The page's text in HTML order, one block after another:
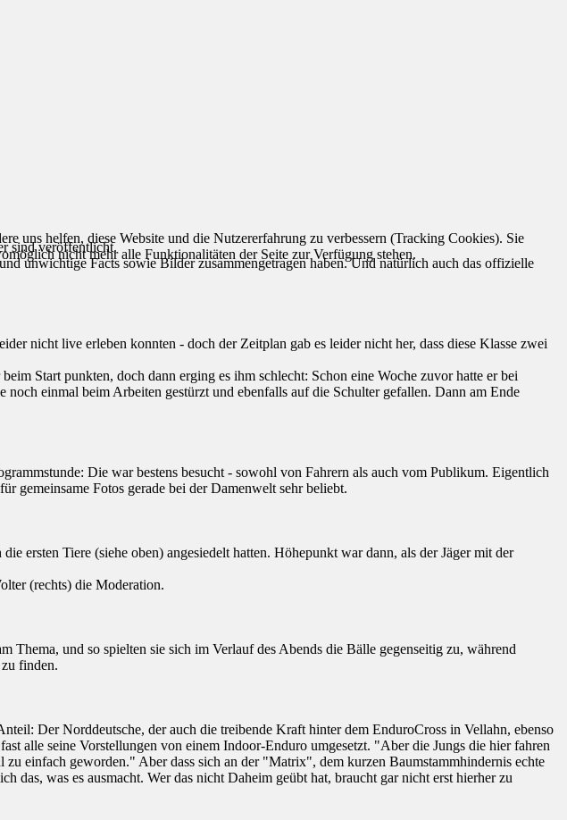
sind veröffentlicht.
unwichtige Facts sowie Bilder zusammengetragen haben. Und natürlich auch das offizielle
nicht live erleben konnten - doch der Zeitplan gab es leider nicht her, dass diese Klasse zwei
Start punkten, doch dann erging es ihm schlecht: Schon eine Woche zuvor hatte er bei
einmal beim Arbeiten gestürzt und ebenfalls auf die Schulter gefallen. Dann am Ende
Die war bestens besucht - sowohl von Fahrern als auch vom Publikum. Eigentlich
gemeinsame Fotos gerade bei der Damenwelt sehr beliebt.
ersten Tiere (siehe oben) angesiedelt hatten. Höhepunkt war dann, als der Jäger mit der
(rechts) die Moderation.
Thema, und so spielten sie sich im Verlauf des Abends die Bälle gegenseitig zu, während
finden.
Der Norddeutsche, der auch die treibende Kraft hinter dem EnduroCross in Vellahn, ebenso
alle seine Vorstellungen von einem Indoor-Enduro umgesetzt. "Aber die Jungs die hier fahren
einfach geworden." Aber dass sich an der "Matrix", dem kurzen Baumstammhindernis echte
das, was es ausmacht. Wer das nicht Daheim geübt hat, braucht gar nicht erst hierher zu
uns helfen, diese Website und die Nutzererfahrung zu verbessern (Tracking Cookies). Sie
nicht mehr alle Funktionalitäten der Seite zur Verfügung stehen.